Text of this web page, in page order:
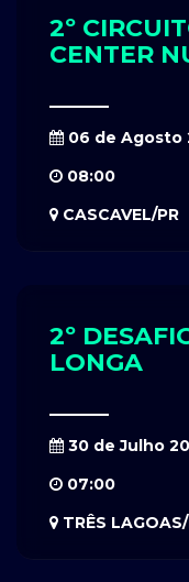
2º
CENTER
06 de Agosto
08:00
CASCAVEL/PR
2º
LONGA
30 de Julho
07:00
TRÊS